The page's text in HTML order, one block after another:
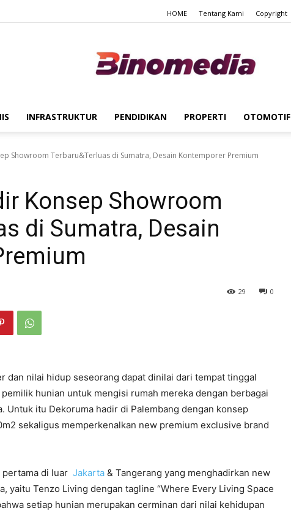
HOME Tentang Kami Copyright
INFRASTRUKTUR PENDIDIKAN PROPERTI OTOMOTIF
Showroom Terbaru&Terluas di Sumatra, Desain Kontemporer Premium
Konsep Showroom
di Sumatra, Desain
0
29
dan nilai hidup seseorang dapat dinilai dari tempat tinggal
hunian untuk mengisi rumah mereka dengan berbagai
Untuk itu Dekoruma hadir di Palembang dengan konsep
sekaligus memperkenalkan new premium exclusive brand
pertama di luar Jakarta & Tangerang yang menghadirkan new
yaitu Tenzo Living dengan tagline “Where Every Living Space
setiap hunian merupakan cerminan dari nilai kehidupan